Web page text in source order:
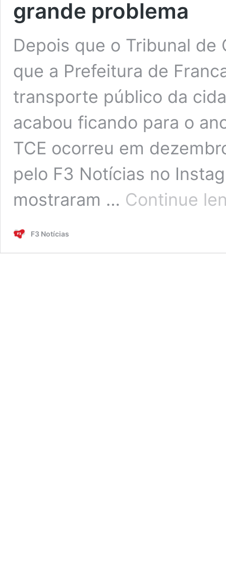
grande problema
Depois que o Tribunal
que a Prefeitura de
transporte público da
acabou ficando para o
TCE ocorreu em
pelo F3 Notícias no
mostraram … Continue
F3 Notícias